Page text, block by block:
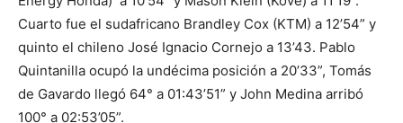
Cuarto fue el sudafricano Brandley Cox (KTM) a 12’54” y
quinto el chileno José Ignacio Cornejo a 13’43. Pablo
Quintanilla ocupó la undécima posición a 20’33”, Tomás
de Gavardo llegó 64° a 01:43’51” y John Medina arribó
100° a 02:53’05”.